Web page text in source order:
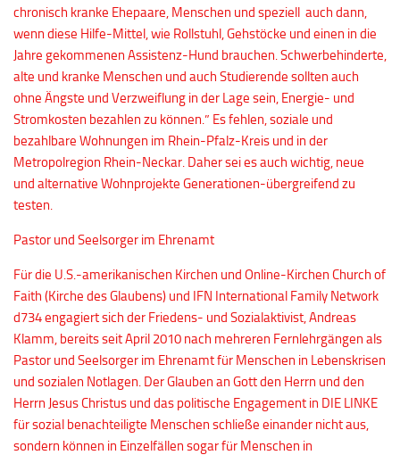
chronisch kranke Ehepaare, Menschen und speziell auch dann,
wenn diese Hilfe-Mittel, wie Rollstuhl, Gehstöcke und einen in die
Jahre gekommenen Assistenz-Hund brauchen. Schwerbehinderte,
alte und kranke Menschen und auch Studierende sollten auch
ohne Ängste und Verzweiflung in der Lage sein, Energie- und
Stromkosten bezahlen zu können.” Es fehlen, soziale und
bezahlbare Wohnungen im Rhein-Pfalz-Kreis und in der
Metropolregion Rhein-Neckar. Daher sei es auch wichtig, neue
und alternative Wohnprojekte Generationen-übergreifend zu
testen.
Pastor und Seelsorger im Ehrenamt
Für die U.S.-amerikanischen Kirchen und Online-Kirchen Church of
Faith (Kirche des Glaubens) und IFN International Family Network
d734 engagiert sich der Friedens- und Sozialaktivist, Andreas
Klamm, bereits seit April 2010 nach mehreren Fernlehrgängen als
Pastor und Seelsorger im Ehrenamt für Menschen in Lebenskrisen
und sozialen Notlagen. Der Glauben an Gott den Herrn und den
Herrn Jesus Christus und das politische Engagement in DIE LINKE
für sozial benachteiligte Menschen schließe einander nicht aus,
sondern können in Einzelfällen sogar für Menschen in